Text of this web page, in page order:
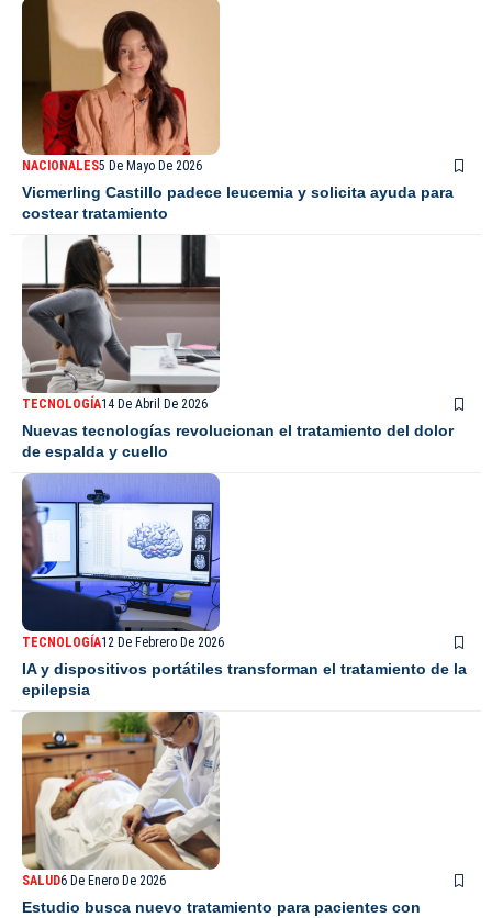
NACIONALES5 De Mayo De 2026
Vicmerling Castillo padece leucemia y solicita ayuda para
costear tratamiento
TECNOLOGÍA14 De Abril De 2026
Nuevas tecnologías revolucionan el tratamiento del dolor
de espalda y cuello
TECNOLOGÍA12 De Febrero De 2026
IA y dispositivos portátiles transforman el tratamiento de la
epilepsia
SALUD6 De Enero De 2026
Estudio busca nuevo tratamiento para pacientes con